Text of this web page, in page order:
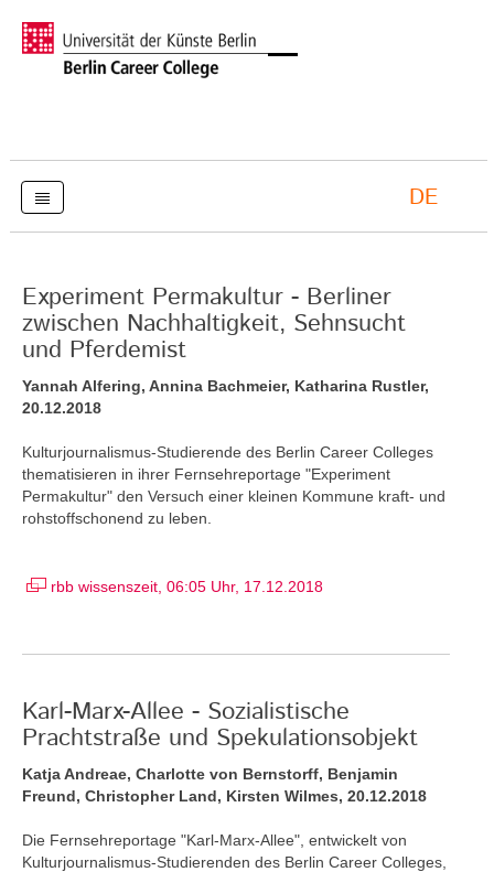
DE
Experiment Permakultur - Berliner
zwischen Nachhaltigkeit, Sehnsucht
und Pferdemist
Yannah Alfering, Annina Bachmeier, Katharina Rustler,
20.12.2018
Kulturjournalismus-Studierende des Berlin Career Colleges
thematisieren in ihrer Fernsehreportage "Experiment
Permakultur" den Versuch einer kleinen Kommune kraft- und
rohstoffschonend zu leben.
rbb wissenszeit, 06:05 Uhr, 17.12.2018
Karl-Marx-Allee - Sozialistische
Prachtstraße und Spekulationsobjekt
Katja Andreae, Charlotte von Bernstorff, Benjamin
Freund, Christopher Land, Kirsten Wilmes, 20.12.2018
Die Fernsehreportage "Karl-Marx-Allee", entwickelt von
Kulturjournalismus-Studierenden des Berlin Career Colleges,